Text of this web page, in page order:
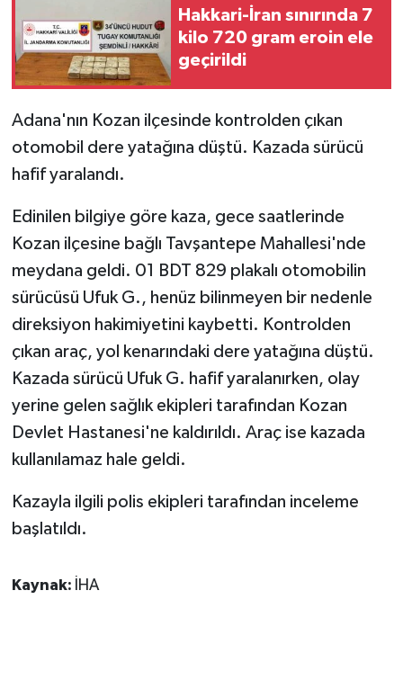
Hakkari-İran sınırında 7
kilo 720 gram eroin ele
geçirildi
Adana'nın Kozan ilçesinde kontrolden çıkan
otomobil dere yatağına düştü. Kazada sürücü
hafif yaralandı.
Edinilen bilgiye göre kaza, gece saatlerinde
Kozan ilçesine bağlı Tavşantepe Mahallesi'nde
meydana geldi. 01 BDT 829 plakalı otomobilin
sürücüsü Ufuk G., henüz bilinmeyen bir nedenle
direksiyon hakimiyetini kaybetti. Kontrolden
çıkan araç, yol kenarındaki dere yatağına düştü.
Kazada sürücü Ufuk G. hafif yaralanırken, olay
yerine gelen sağlık ekipleri tarafından Kozan
Devlet Hastanesi'ne kaldırıldı. Araç ise kazada
kullanılamaz hale geldi.
Kazayla ilgili polis ekipleri tarafından inceleme
başlatıldı.
Kaynak: İHA
Gayrimenkul
GENEL
GÜNDEM
Güvenlik
HABERDE İNSAN
İNSAN
Jandarma
Kadın
MAGAZİN
POLİTİKA